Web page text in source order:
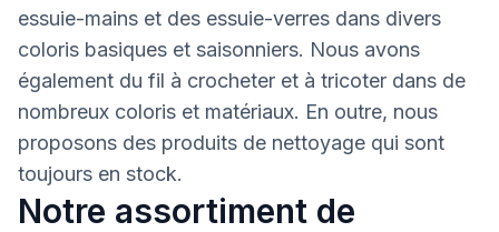
essuie-mains et des essuie-verres dans divers
coloris basiques et saisonniers. Nous avons
également du fil à crocheter et à tricoter dans de
nombreux coloris et matériaux. En outre, nous
proposons des produits de nettoyage qui sont
toujours en stock.
Notre assortiment de